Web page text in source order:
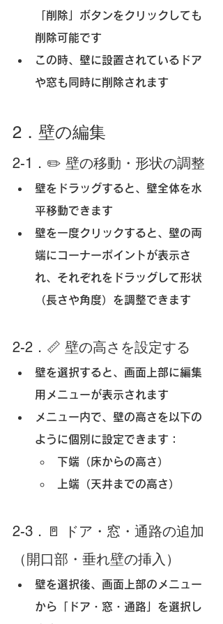
「削除」ボタンをクリックしても
削除可能です
この時、壁に設置されているドア
や窓も同時に削除されます
2．壁の編集
2-1．✏️ 壁の移動・形状の調整
壁を ドラッグすると、壁全体を水
平移動できます
壁を一度クリックすると、壁の両
端にコーナーポイントが表示さ
れ、それぞれをドラッグして形状
（長さや角度）を調整できます
2-2．📏 壁の高さを設定する
壁を選択すると、 画面上部に編集
用メニューが表示されます
メニュー内で、壁の高さを以下の
ように個別に設定できます：
下端（床からの高さ）
上端（天井までの高さ）
2-3．🚪 ドア・窓・通路の追加
（開口部・垂れ壁の挿入）
壁を選択後、画面上部のメニュー
から「
ドア・窓・通路 」を選択し